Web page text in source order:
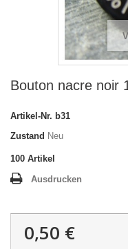
Bouton nacre noir
Artikel-Nr. b31
Zustand Neu
100 Artikel
Ausdrucken
0,50 €